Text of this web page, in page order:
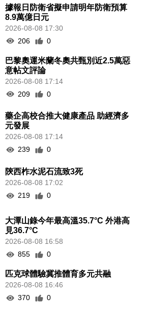
據報日防衛省擬申請明年防衛預算
8.9萬億日元
2026-08-08 17:30
206
0
巴黎奧運米蘭冬奧共甄別近2.5萬惡
意帖文評論
2026-08-08 17:14
209
0
藥企高校合推大健康產品 助經濟多
元發展
2026-08-08 17:14
239
0
陝西柞水泥石流致3死
2026-08-08 17:02
219
0
大潭山錄今年最高溫35.7°C 外港高
見36.7°C
2026-08-08 16:58
855
0
匹克球體驗冀推體育多元共融
2026-08-08 16:46
370
0